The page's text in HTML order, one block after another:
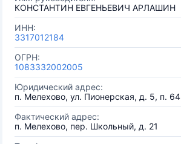
КОНСТАНТИН ЕВГЕНЬЕВИЧ АРЛАШИН
ИНН:
3317012184
ОГРН:
1083332002005
Юридический адрес:
п. Мелехово, ул. Пионерская, д. 5, п. 64
Фактический адрес:
п. Мелехово, пер. Школьный, д. 21